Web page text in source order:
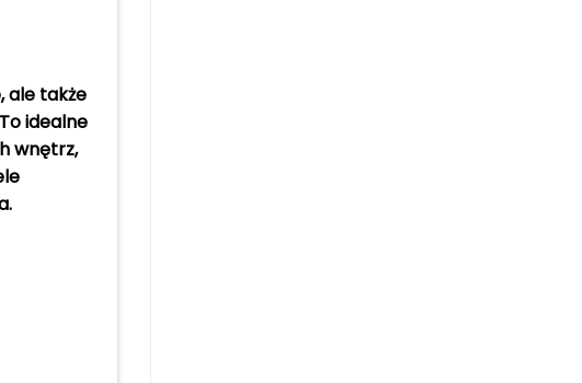
ale także
idealne
wnętrz,